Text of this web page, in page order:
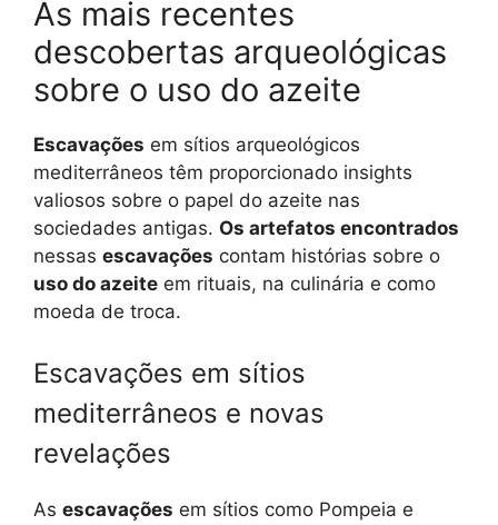
As mais recentes
descobertas arqueológicas
sobre o uso do azeite
Escavações em sítios arqueológicos
mediterrâneos têm proporcionado insights
valiosos sobre o papel do azeite nas
sociedades antigas. Os artefatos encontrados
nessas escavações contam histórias sobre o
uso do azeite em rituais, na culinária e como
moeda de troca.
Escavações em sítios
mediterrâneos e novas
revelações
As escavações em sítios como Pompeia e